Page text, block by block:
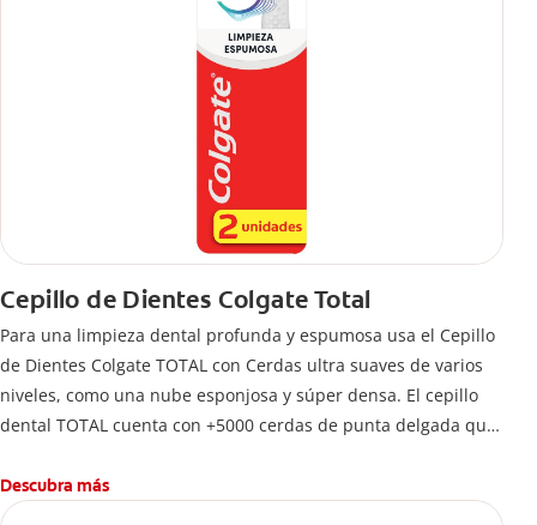
Cepillo de Dientes Colgate Total
Para una limpieza dental profunda y espumosa usa el Cepillo
de Dientes Colgate TOTAL con Cerdas ultra suaves de varios
niveles, como una nube esponjosa y súper densa. El cepillo
dental TOTAL cuenta con +5000 cerdas de punta delgada que
un cepillo normal.
Descubra más